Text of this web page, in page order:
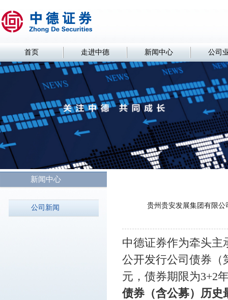
首页 走进中德 新闻中心 公司
新闻中心
公司新闻 贵州贵安发展集团有限
中德证券作为牵头主
公开发行公司债券（
元，债券期限为3+2
债券（含公募）历史